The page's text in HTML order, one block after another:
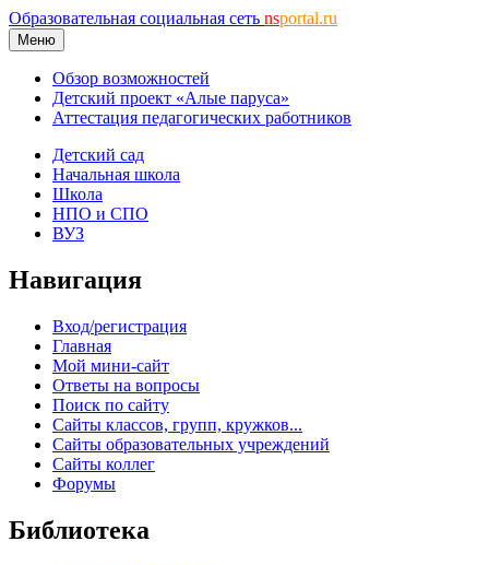
Образовательная социальная сеть nsportal.ru
Меню
Обзор возможностей
Детский проект «Алые паруса»
Аттестация педагогических работников
Детский сад
Начальная школа
Школа
НПО и СПО
ВУЗ
Навигация
Вход/регистрация
Главная
Мой мини-сайт
Ответы на вопросы
Поиск по сайту
Сайты классов, групп, кружков...
Сайты образовательных учреждений
Сайты коллег
Форумы
Библиотека